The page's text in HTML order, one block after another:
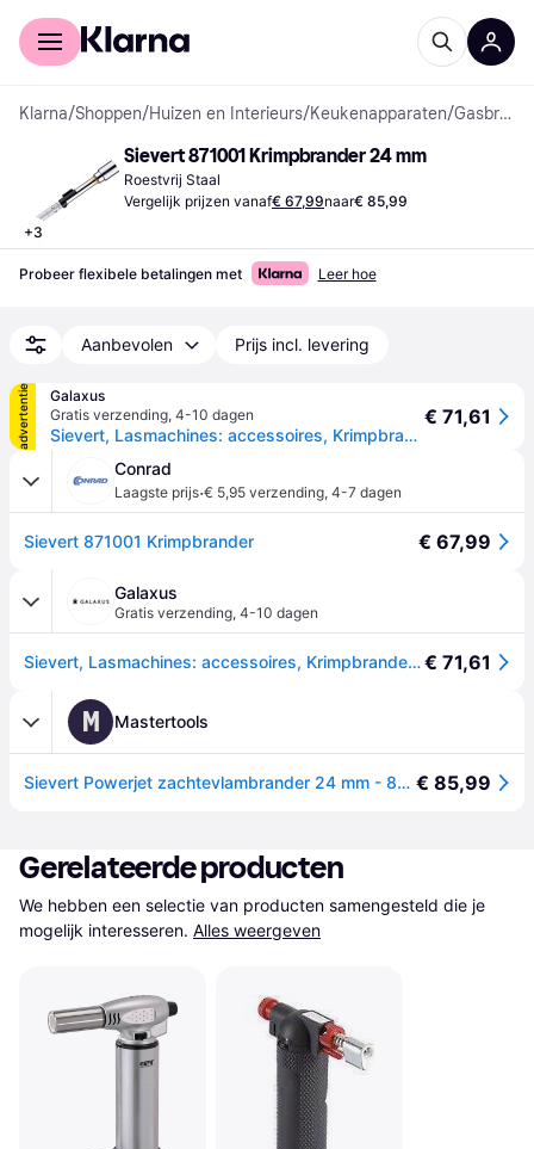
Voor shoppers
Klarna/Shoppen/Huizen en Interieurs/Keukenapparaten/ Gasbranders
+3
Sievert 871001 Krimpbrander 24 mm
Roestvrij Staal
Vergelijk prijzen vanaf€ 67,99naar€ 85,99
Probeer flexibele betalingen met Leer hoe
Aanbevolen Prijs incl. levering
advertentie
Galaxus
Gratis verzending, 4-10 dagen
Sievert, Lasmachines: accessoires, Krimpbrander 871001
€ 71,61
Conrad
Laagste prijs·€ 5,95 verzending, 4-7 dagen
Sievert 871001 Krimpbrander € 67,99
Galaxus
Gratis verzending, 4-10 dagen
Sievert, Lasmachines: accessoires, Krimpbrander 871001€ 71,61
M Mastertools
Sievert Powerjet zachtevlambrander 24 mm - 871001 € 85,99
Gerelateerde producten
We hebben een selectie van producten samengesteld die je
mogelijk interesseren. Alles weergeven